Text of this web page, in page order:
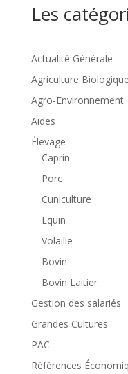
Les
Actualité Générale
Agriculture Biologique
Agro-Environnement
Aides
Élevage
Caprin
Porc
Cuniculture
Equin
Volaille
Bovin
Bovin Laitier
Gestion des salariés
Grandes Cultures
PAC
Références